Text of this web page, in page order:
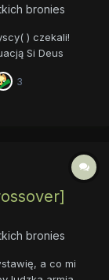
bronies
) czekali!
Si Deus
dalsze przygody
AD 1639.
3
bronies
a co mi